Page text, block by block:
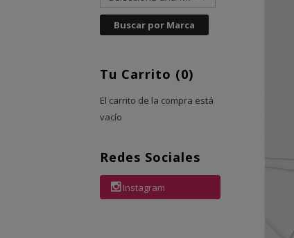
Tu Carrito (0)
El carrito de la compra está
vacío
Redes Sociales
Instagram